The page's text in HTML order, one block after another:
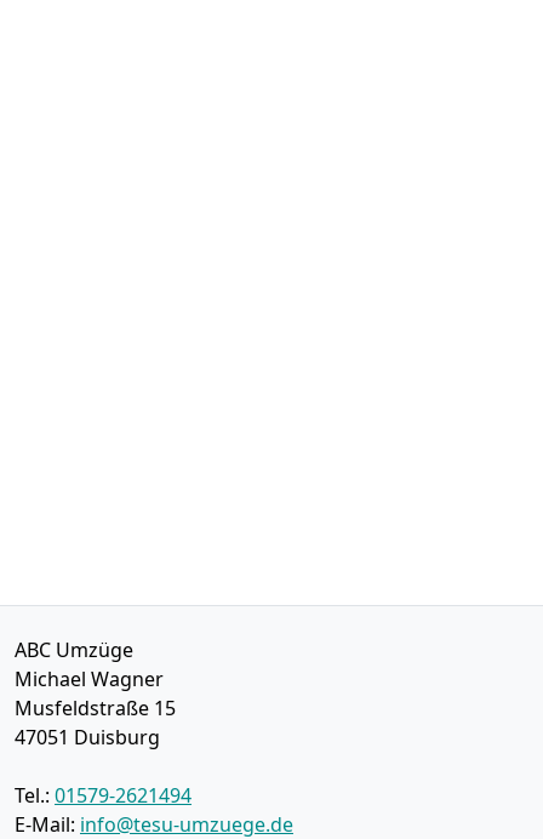
ABC Umzüge
Michael Wagner
Musfeldstraße 15
47051 Duisburg
Tel.: 01579-2621494
E-Mail: info@tesu-umzuege.de